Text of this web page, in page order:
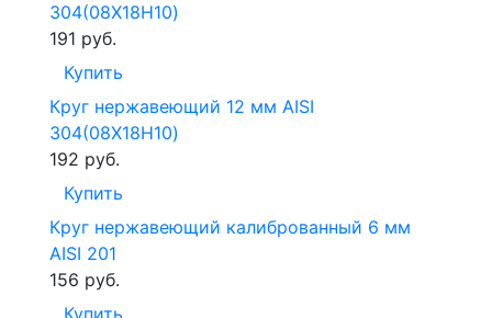
304(08Х18Н10)
191 руб.
Купить
Круг нержавеющий 12 мм AISI
304(08Х18Н10)
192 руб.
Купить
Круг нержавеющий калиброванный 6 мм
AISI 201
156 руб.